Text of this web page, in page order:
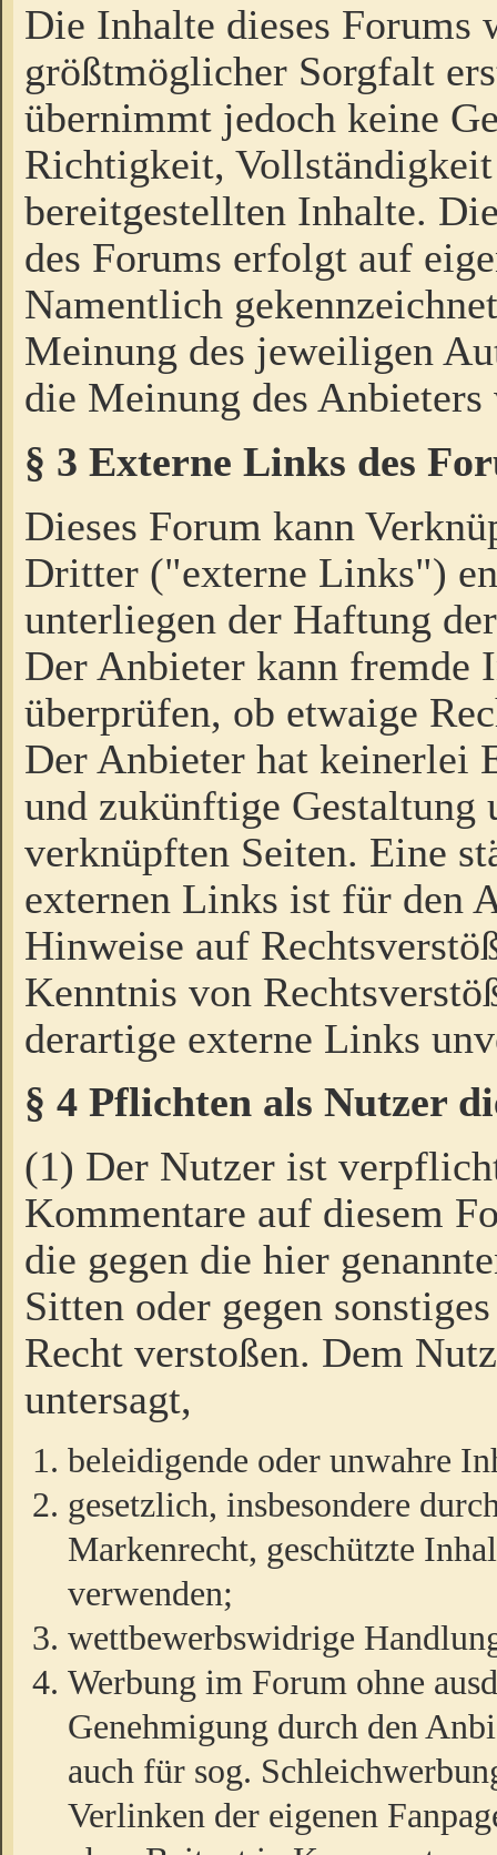
Die Inhalte dieses Forums
größtmöglicher Sorgfalt
übernimmt jedoch keine
Richtigkeit,
bereitgestellten Inhalte.
des Forums erfolgt auf
Namentlich
Meinung des jeweiligen
die Meinung des Anbieters
§ 3 Externe Links des
Dieses Forum kann
Dritter ("externe Links")
unterliegen der Haftung
Der Anbieter kann fremde
überprüfen, ob etwaige
Der Anbieter hat keinerlei
und zukünftige Gestaltung
verknüpften Seiten. Eine
externen Links ist für den
Hinweise auf
Kenntnis von
derartige externe Links
§ 4 Pflichten als Nutzer
(1) Der Nutzer ist
Kommentare auf diesem
die gegen die hier
Sitten oder gegen
Recht verstoßen. Dem
untersagt,
beleidigende oder unwahre
gesetzlich, insbesondere
Markenrecht, geschützte
verwenden;
wettbewerbswidrige
Werbung im Forum ohne
Genehmigung durch den
auch für sog.
Verlinken der eigenen